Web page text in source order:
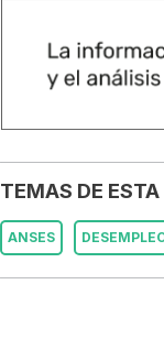
TEMAS DE ESTA
ANSES